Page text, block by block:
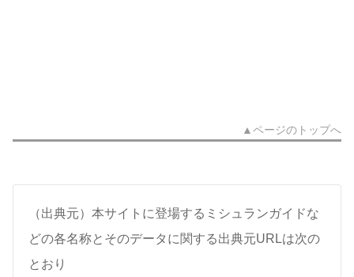
▲ページのトップへ
（出典元）本サイトに登場するミシュランガイドな
どの各名称とそのデータに関する出典元URLは次の
とおり